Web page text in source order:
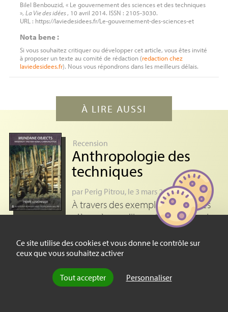
Ce site utilise des cookies et vous donne le contrôle sur
ceux que vous souhaitez activer
Tout accepter Personnaliser
Bilel Benbouzid, « Le gouvernement des sciences et des techniques
», La Vie des idées, 10 avril 2014. ISSN : 2105-3030.
URL : https://laviedesidees.fr/Le-gouvernement-des-sciences-et
Nota bene :
Si vous souhaitez critiquer ou développer cet article, vous êtes invité
à proposer un texte au comité de rédaction (redactionchez
laviedesidees.fr). Nous vous répondrons dans les meilleurs délais.
À LIRE AUSSI
Recension
Anthropologie des
techniques
par Perig Pitrou, le 3 mars 2014
À travers des exemples comme les
pièges à anguille ou les barrières, la
récente synthèse de Pierre Lemonnier explore la
manière dont les relations sociales s’objectivent
dans (…)
Recension